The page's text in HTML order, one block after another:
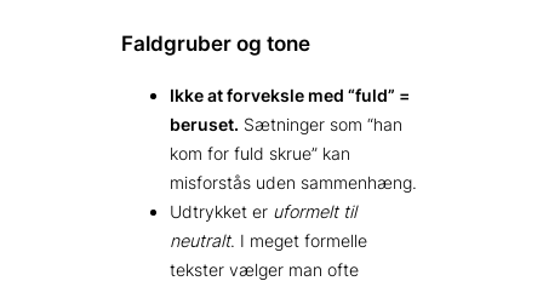
Faldgruber og tone
Ikke at forveksle med “fuld” =
beruset. Sætninger som “han
kom for fuld skrue” kan
misforstås uden sammenhæng.
Udtrykket er uformelt til
neutralt. I meget formelle
tekster vælger man ofte